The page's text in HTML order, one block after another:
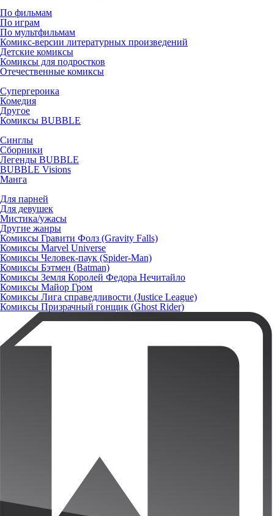
По фильмам
По играм
По мультфильмам
Комикс-версии литературных произведений
Детские комиксы
Комиксы для подростков
Отечественные комиксы
Супергероика
Комедия
Другое
Комиксы BUBBLE
Синглы
Сборники
Легенды BUBBLE
BUBBLE Visions
Манга
Для парней
Для девушек
Мистика/ужасы
Другие жанры
Комиксы Гравити Фолз (Gravity Falls)
Комиксы Marvel Universe
Комиксы Человек-паук (Spider-Man)
Комиксы Бэтмен (Batman)
Комиксы Земля Королей Федора Нечитайло
Комиксы Майор Гром
Комиксы Лига справедливости (Justice League)
Комиксы Призрачный гонщик (Ghost Rider)